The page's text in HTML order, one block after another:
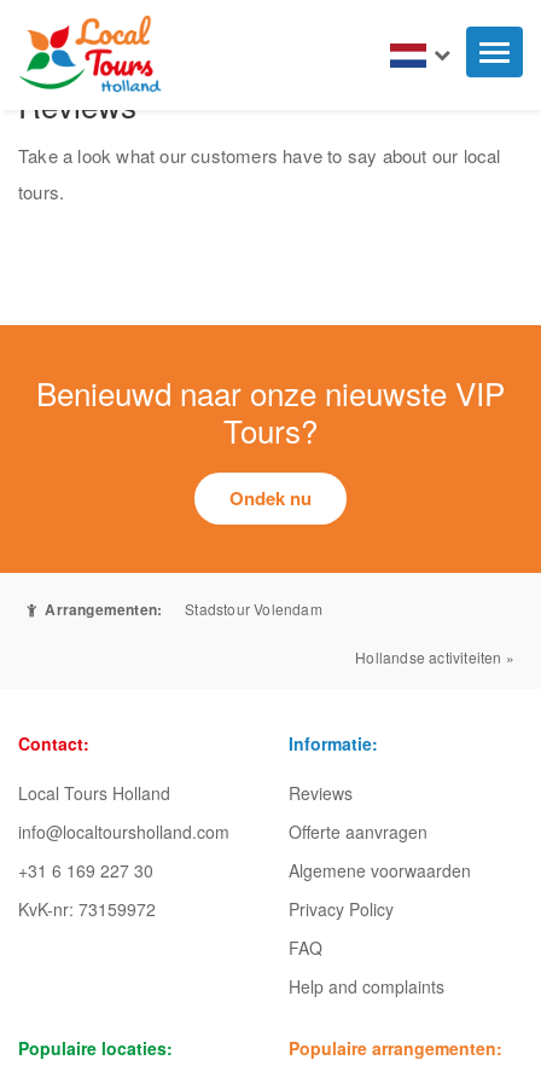
Reviews
Take a look what our customers have to say about our local
tours.
Benieuwd naar onze nieuwste VIP
Tours?
Ondek nu
Arrangementen: Stadstour Volendam
Hollandse activiteiten »
Contact:
Local Tours Holland
info@localtoursholland.com
+31 6 169 227 30
KvK-nr: 73159972
Informatie:
Reviews
Offerte aanvragen
Algemene voorwaarden
Privacy Policy
FAQ
Help and complaints
Populaire locaties: Populaire arrangementen: